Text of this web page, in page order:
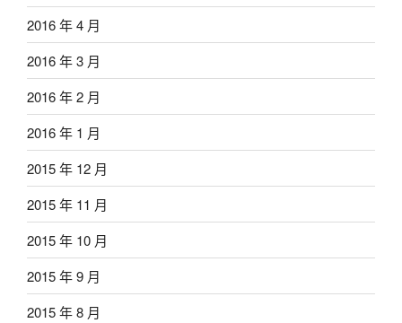
2016 年 4 月
2016 年 3 月
2016 年 2 月
2016 年 1 月
2015 年 12 月
2015 年 11 月
2015 年 10 月
2015 年 9 月
2015 年 8 月